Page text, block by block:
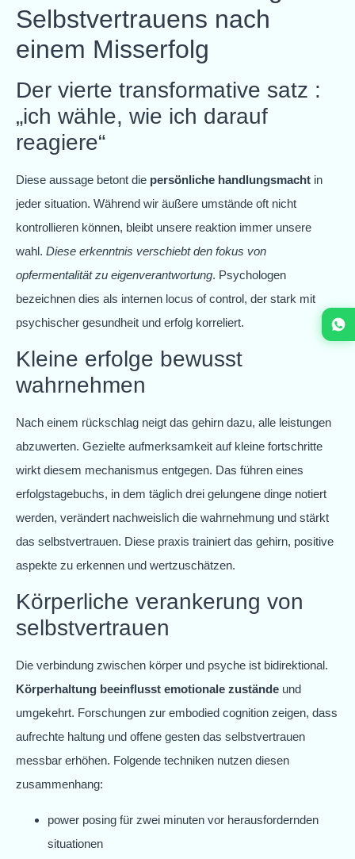
Selbstvertrauens nach
einem Misserfolg
Der vierte transformative satz :
„ich wähle, wie ich darauf
reagiere“
Diese aussage betont die persönliche handlungsmacht in
jeder situation. Während wir äußere umstände oft nicht
kontrollieren können, bleibt unsere reaktion immer unsere
wahl. Diese erkenntnis verschiebt den fokus von
opfermentalität zu eigenverantwortung. Psychologen
bezeichnen dies als internen locus of control, der stark mit
psychischer gesundheit und erfolg korreliert.
Kleine erfolge bewusst
wahrnehmen
Nach einem rückschlag neigt das gehirn dazu, alle leistungen
abzuwerten. Gezielte aufmerksamkeit auf kleine fortschritte
wirkt diesem mechanismus entgegen. Das führen eines
erfolgstagebuchs, in dem täglich drei gelungene dinge notiert
werden, verändert nachweislich die wahrnehmung und stärkt
das selbstvertrauen. Diese praxis trainiert das gehirn, positive
aspekte zu erkennen und wertzuschätzen.
Körperliche verankerung von
selbstvertrauen
Die verbindung zwischen körper und psyche ist bidirektional.
Körperhaltung beeinflusst emotionale zustände und
umgekehrt. Forschungen zur embodied cognition zeigen, dass
aufrechte haltung und offene gesten das selbstvertrauen
messbar erhöhen. Folgende techniken nutzen diesen
zusammenhang:
power posing für zwei minuten vor herausfordernden
situationen